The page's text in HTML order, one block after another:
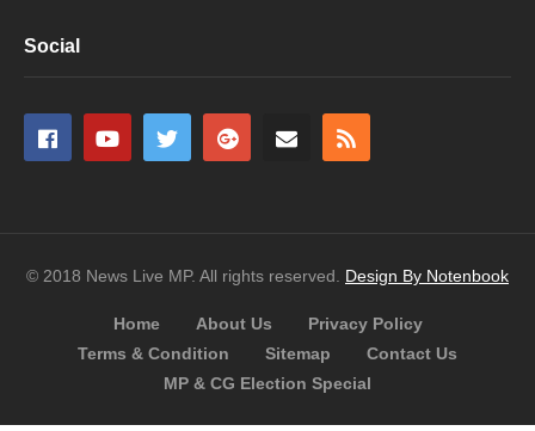
Social
© 2018 News Live MP. All rights reserved. Design By Notenbook
Home About Us
Privacy Policy
Terms & Condition
Sitemap
Contact Us
MP & CG Election Special